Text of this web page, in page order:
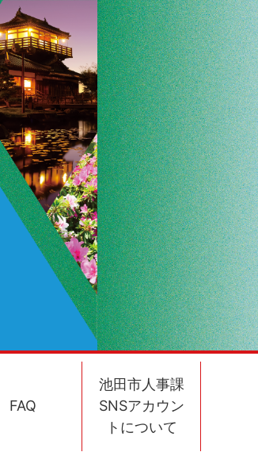
FAQ
池田市人事課
SNSアカウン
トについて